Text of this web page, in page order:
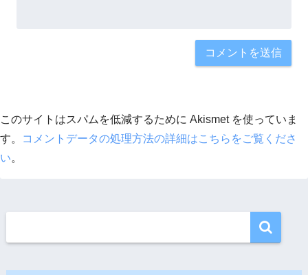
このサイトはスパムを低減するために Akismet を使っていま
す。
コメントデータの処理方法の詳細はこちらをご覧くださ
い。